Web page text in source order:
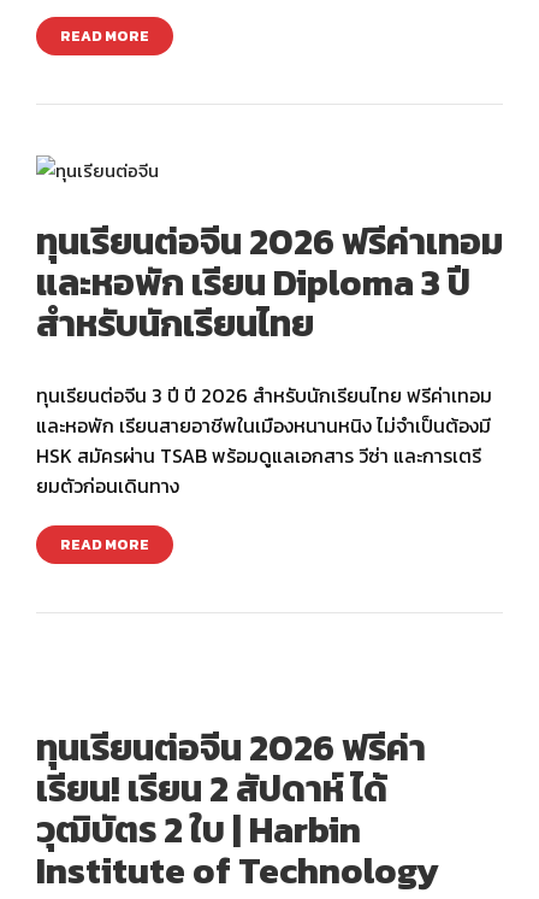
READ MORE
ทุนเรียนต่อจีน 2026 ฟรีค่าเทอม
และหอพัก เรียน Diploma 3 ปี
สำหรับนักเรียนไทย
ทุนเรียนต่อจีน 3 ปี ปี 2026 สำหรับนักเรียนไทย ฟรีค่าเทอม
และหอพัก เรียนสายอาชีพในเมืองหนานหนิง ไม่จำเป็นต้องมี
HSK สมัครผ่าน TSAB พร้อมดูแลเอกสาร วีซ่า และการเตรี
ยมตัวก่อนเดินทาง
READ MORE
ทุนเรียนต่อจีน 2026 ฟรีค่า
เรียน! เรียน 2 สัปดาห์ ได้
วุฒิบัตร 2 ใบ | Harbin
Institute of Technology